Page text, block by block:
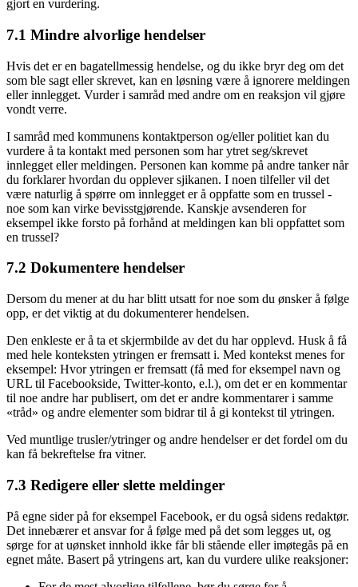
gjort en vurdering.
7.1 Mindre alvorlige hendelser
Hvis det er en bagatellmessig hendelse, og du ikke bryr deg om det
som ble sagt eller skrevet, kan en løsning være å ignorere meldingen
eller innlegget. Vurder i samråd med andre om en reaksjon vil gjøre
vondt verre.
I samråd med kommunens kontaktperson og/eller politiet kan du
vurdere å ta kontakt med personen som har ytret seg/skrevet
innlegget eller meldingen. Personen kan komme på andre tanker når
du forklarer hvordan du opplever sjikanen. I noen tilfeller vil det
være naturlig å spørre om innlegget er å oppfatte som en trussel -
noe som kan virke bevisstgjørende. Kanskje avsenderen for
eksempel ikke forsto på forhånd at meldingen kan bli oppfattet som
en trussel?
7.2 Dokumentere hendelser
Dersom du mener at du har blitt utsatt for noe som du ønsker å følge
opp, er det viktig at du dokumenterer hendelsen.
Den enkleste er å ta et skjermbilde av det du har opplevd. Husk å få
med hele konteksten ytringen er fremsatt i. Med kontekst menes for
eksempel: Hvor ytringen er fremsatt (få med for eksempel navn og
URL til Facebookside, Twitter-konto, e.l.), om det er en kommentar
til noe andre har publisert, om det er andre kommentarer i samme
«tråd» og andre elementer som bidrar til å gi kontekst til ytringen.
Ved muntlige trusler/ytringer og andre hendelser er det fordel om du
kan få bekreftelse fra vitner.
7.3 Redigere eller slette meldinger
På egne sider på for eksempel Facebook, er du også sidens redaktør.
Det innebærer et ansvar for å følge med på det som legges ut, og
sørge for at uønsket innhold ikke får bli stående eller imøtegås på en
egnet måte. Basert på ytringens art, kan du vurdere ulike reaksjoner: